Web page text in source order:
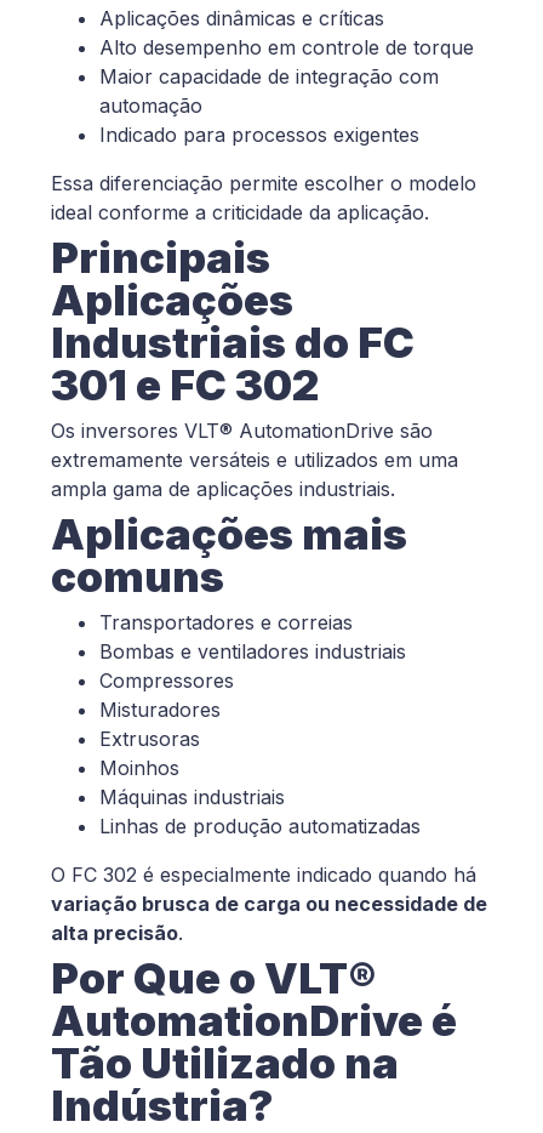
Aplicações dinâmicas e críticas
Alto desempenho em controle de torque
Maior capacidade de integração com
automação
Indicado para processos exigentes
Essa diferenciação permite escolher o modelo
ideal conforme a criticidade da aplicação.
Principais
Aplicações
Industriais do FC
301 e FC 302
Os inversores VLT® AutomationDrive são
extremamente versáteis e utilizados em uma
ampla gama de aplicações industriais.
Aplicações mais
comuns
Transportadores e correias
Bombas e ventiladores industriais
Compressores
Misturadores
Extrusoras
Moinhos
Máquinas industriais
Linhas de produção automatizadas
O FC 302 é especialmente indicado quando há
variação brusca de carga ou necessidade de
alta precisão.
Por Que o VLT®
AutomationDrive é
Tão Utilizado na
Indústria?